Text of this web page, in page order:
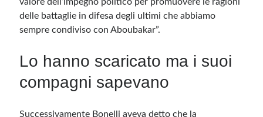
delle battaglie in difesa degli ultimi che abbiamo
sempre condiviso con Aboubakar”.
Lo hanno scaricato ma i suoi
compagni sapevano
Successivamente Bonelli aveva detto che la